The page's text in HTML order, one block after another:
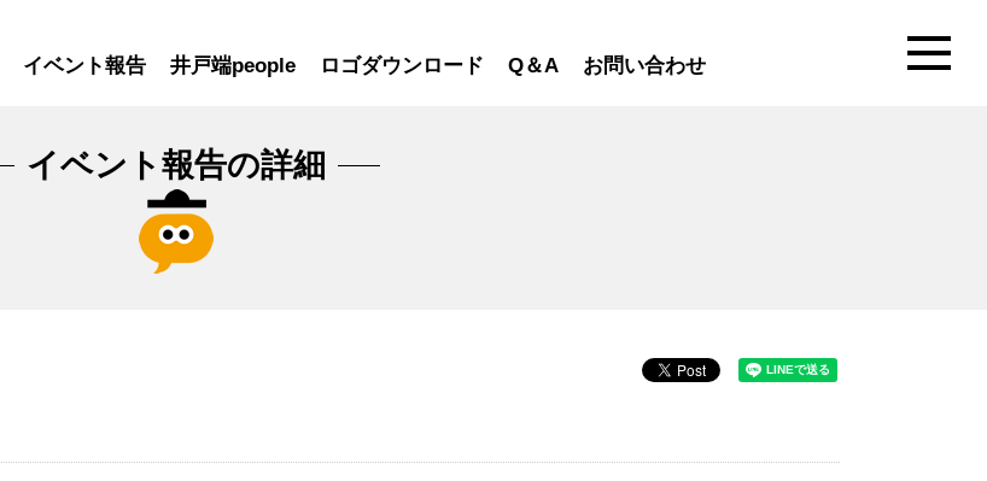
イベント報告 井戸端people ロゴダウンロード Q＆A お問い合わせ
イベント報告の詳細